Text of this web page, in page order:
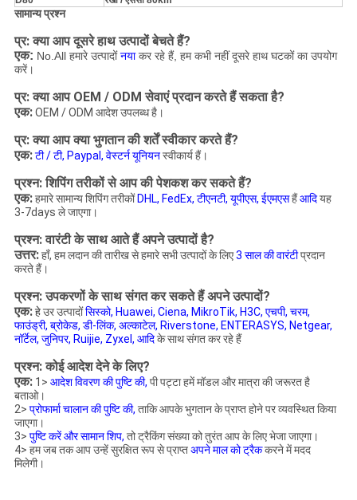
सामान्य प्रश्न
प्र: क्या आप दूसरे हाथ उत्पादों बेचते हैं?
एक: No.All हमारे उत्पादोंनयाकर रहे हैं, हम कभी नहीं दूसरे हाथ घटकों का उपयोग
करें।
प्र: क्या आप OEM / ODM सेवाएं प्रदान करते हैं सकता है?
एक:OEM / ODM आदेश उपलब्ध है।
प्र: क्या आप क्या भुगतान की शर्तें स्वीकार करते हैं?
एक:टी/ टी, Paypal, वेस्टर्न यूनियनस्वीकार्य हैं।
प्रश्न: शिपिंग तरीकों से आप की पेशकश कर सकते हैं?
एक:हमारे सामान्य शिपिंग तरीकों DHL, FedEx, टीएनटी, यूपीएस, ईएमएसहैंआदियह
3-7days ले जाएगा।
प्रश्न: वारंटी के साथ आते हैं अपने उत्पादों है?
उत्तर:हाँ, हम लदान की तारीख से हमारे सभी उत्पादों के लिए3 साल की वारंटीप्रदान
करते हैं।
प्रश्न: उपकरणों के साथ संगत कर सकते हैं अपने उत्पादों?
एक:हेउर उत्पादोंसिस्को, Huawei, Ciena, MikroTik, H3C, एचपी, चरम,
फाउंड्री, ब्रोकेड, डी-लिंक, अल्काटेल, Riverstone, ENTERASYS, Netgear,
नॉर्टेल, जुनिपर, Ruijie, Zyxel, आदिके साथ संगत कर रहे हैं
प्रश्न: कोई आदेश देने के लिए?
एक:1> आदेश विवरण की पुष्टि की, पीपट्टा हमें मॉडल और मात्रा की जरूरत है
बताओ।
2> प्रोफार्मा चालान की पुष्टि की, ताकि आपके भुगतान के प्राप्त होने पर व्यवस्थित किया
जाएगा।
3> पुष्टि करें और सामान शिप, तो ट्रैकिंग संख्या को तुरंत आप के लिए भेजा जाएगा।
4> हम जब तक आप उन्हें सुरक्षित रूप से प्राप्तअपने माल को ट्रैककरने में मदद
मिलेगी।